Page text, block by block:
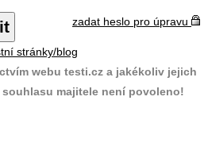
zadat heslo pro úpravu
stránky/blog
webu testi.cz a jakékoliv jejich
majitele není povoleno!